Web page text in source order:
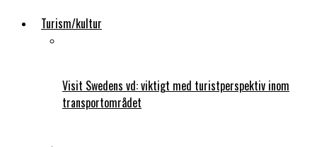
Turism/kultur
Visit Swedens vd: viktigt med turistperspektiv inom
transportområdet